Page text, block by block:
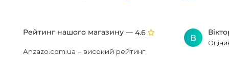
Рейтинг нашого магазину — 4.6
Anzazo.com.ua – високий рейтинг,
В